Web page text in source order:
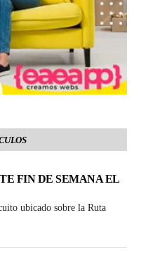
FIN DE SEMANA EL
ubicado sobre la Ruta